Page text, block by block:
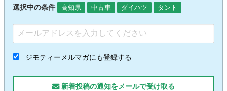
選択中の条件 高知県 中古車 ダイハツ タント
ジモティーメルマガにも登録する
新着投稿の通知をメールで受け取る